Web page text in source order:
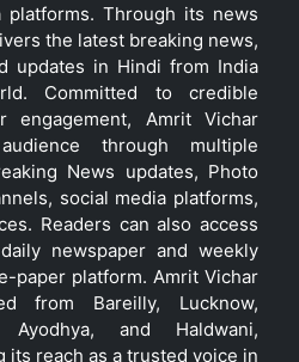
platforms. Through its news
the latest breaking news,
updates in Hindi from India
Committed to credible
engagement, Amrit Vichar
through multiple
News updates, Photo
social media platforms,
Readers can also access
newspaper and weekly
paper platform. Amrit Vichar
from Bareilly, Lucknow,
Ayodhya, and Haldwani,
its reach as a trusted voice in